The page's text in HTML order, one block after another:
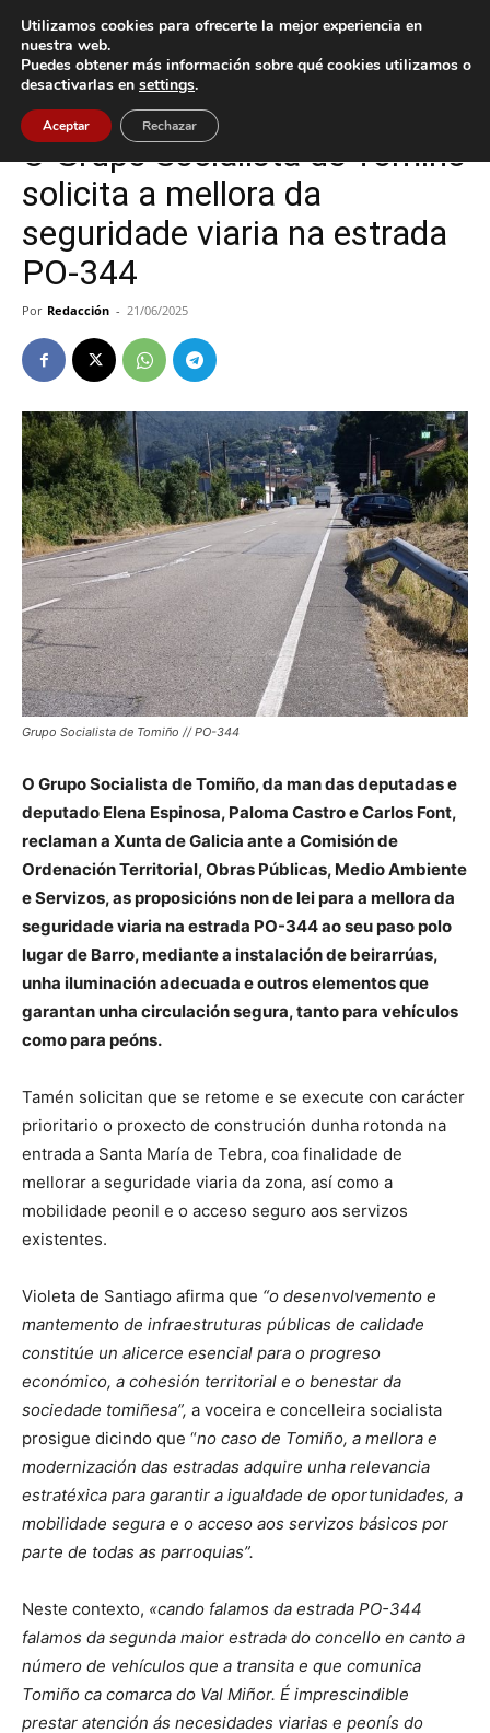
Inicio Política
Política Tomiño
O Grupo Socialista de Tomiño
solicita a mellora da
seguridade viaria na estrada
PO-344
Por Redacción - 21/06/2025
Grupo Socialista de Tomiño // PO-344
O Grupo Socialista de Tomiño, da man das deputadas e
deputado Elena Espinosa, Paloma Castro e Carlos Font,
reclaman a Xunta de Galicia ante a Comisión de
Ordenación Territorial, Obras Públicas, Medio Ambiente
e Servizos, as proposicións non de lei para a mellora da
seguridade viaria na estrada PO-344 ao seu paso polo
lugar de Barro, mediante a instalación de beirarrúas,
unha iluminación adecuada e outros elementos que
garantan unha circulación segura, tanto para vehículos
como para peóns.
Tamén solicitan que se retome e se execute con carácter
prioritario o proxecto de construción dunha rotonda na
entrada a Santa María de Tebra, coa finalidade de
mellorar a seguridade viaria da zona, así como a
mobilidade peonil e o acceso seguro aos servizos
existentes.
Violeta de Santiago afirma que “o desenvolvemento e
mantemento de infraestruturas públicas de calidade
constitúe un alicerce esencial para o progreso
económico, a cohesión territorial e o benestar da
sociedade tomiñesa”, a voceira e concelleira socialista
prosigue dicindo que “no caso de Tomiño, a mellora e
modernización das estradas adquire unha relevancia
estratéxica para garantir a igualdade de oportunidades, a
mobilidade segura e o acceso aos servizos básicos por
parte de todas as parroquias”.
Neste contexto, «cando falamos da estrada PO-344
falamos da segunda maior estrada do concello en canto a
número de vehículos que a transita e que comunica
Tomiño ca comarca do Val Miñor. É imprescindible
prestar atención ás necesidades viarias e peonís do
Utilizamos cookies para ofrecerte la mejor experiencia en
nuestra web.
Puedes obtener más información sobre qué cookies utilizamos o
desactivarlas en settings.
Aceptar Rechazar